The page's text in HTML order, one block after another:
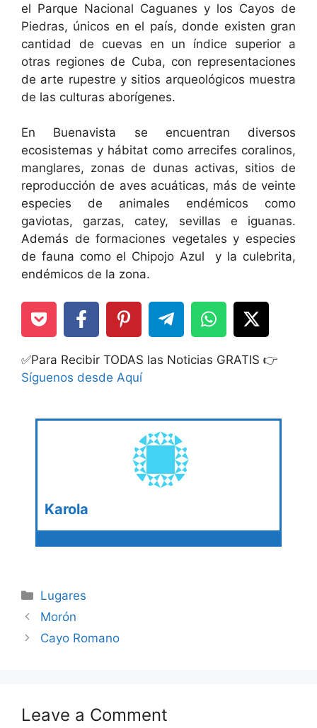
el Parque Nacional Caguanes y los Cayos de
Piedras, únicos en el país, donde existen gran
cantidad de cuevas en un índice superior a
otras regiones de Cuba, con representaciones
de arte rupestre y sitios arqueológicos muestra
de las culturas aborígenes.
En Buenavista se encuentran diversos
ecosistemas y hábitat como arrecifes coralinos,
manglares, zonas de dunas activas, sitios de
reproducción de aves acuáticas, más de veinte
especies de animales endémicos como
gaviotas, garzas, catey, sevillas e iguanas.
Además de formaciones vegetales y especies
de fauna como el Chipojo Azul y la culebrita,
endémicos de la zona.
✅Para Recibir TODAS las Noticias GRATIS 👉
Síguenos desde Aquí
Karola
Categories
Lugares
Morón
Cayo Romano
Leave a Comment